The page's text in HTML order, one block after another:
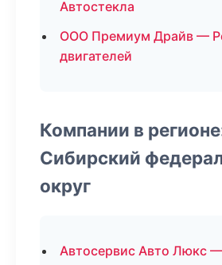
Автостекла
ООО Премиум Драйв —
двигателей
Компании в
Сибирский
округ
Автосервис Авто Люкс